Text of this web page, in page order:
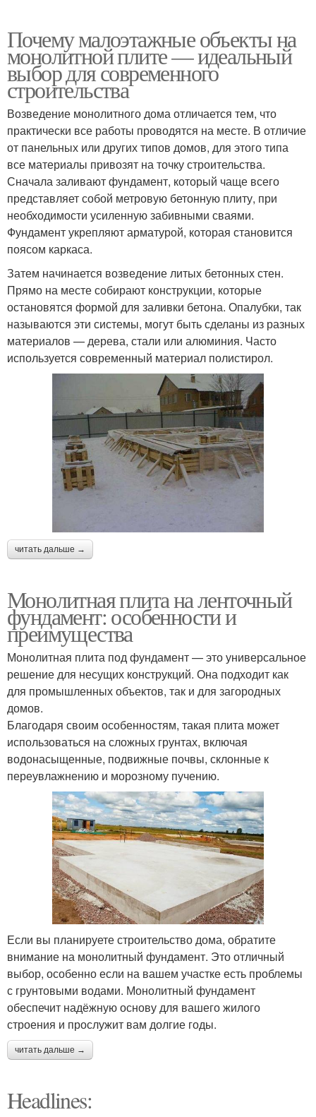
Почему малоэтажные объекты на
монолитной плите — идеальный
выбор для современного
строительства
Возведение монолитного дома отличается тем, что
практически все работы проводятся на месте. В отличие
от панельных или других типов домов, для этого типа
все материалы привозят на точку строительства.
Сначала заливают фундамент, который чаще всего
представляет собой метровую бетонную плиту, при
необходимости усиленную забивными сваями.
Фундамент укрепляют арматурой, которая становится
поясом каркаса.
Затем начинается возведение литых бетонных стен.
Прямо на месте собирают конструкции, которые
остановятся формой для заливки бетона. Опалубки, так
называются эти системы, могут быть сделаны из разных
материалов — дерева, стали или алюминия. Часто
используется современный материал полистирол.
читать дальше →
Монолитная плита на ленточный
фундамент: особенности и
преимущества
Монолитная плита под фундамент — это универсальное
решение для несущих конструкций. Она подходит как
для промышленных объектов, так и для загородных
домов.
Благодаря своим особенностям, такая плита может
использоваться на сложных грунтах, включая
водонасыщенные, подвижные почвы, склонные к
переувлажнению и морозному пучению.
Если вы планируете строительство дома, обратите
внимание на монолитный фундамент. Это отличный
выбор, особенно если на вашем участке есть проблемы
с грунтовыми водами. Монолитный фундамент
обеспечит надёжную основу для вашего жилого
строения и прослужит вам долгие годы.
читать дальше →
Headlines: